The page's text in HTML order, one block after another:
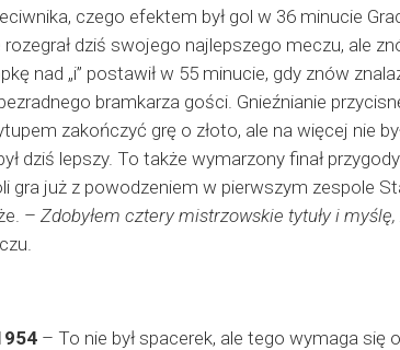
czego efektem był gol w 36 minucie
rozegrał dziś swojego najlepszego meczu, ale
nad „i” postawił w 55 minucie, gdy znów
bramkarza gości. Gnieźnianie
zakończyć grę o złoto, ale na więcej nie
dziś lepszy. To także wymarzony finał
gra już z powodzeniem w pierwszym zespole
– Zdobyłem cztery mistrzowskie tytuły i
– To nie był spacerek, ale tego wymaga się